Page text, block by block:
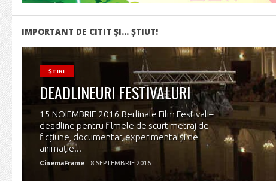
IMPORTANT DE CITIT ŞI… ŞTIUT!
ȘTIRI
DEADLINEURI FESTIVALURI
15 NOIEMBRIE 2016 Berlinale Film Festival –
deadline pentru filmele de scurt metraj de
ficțiune, documentar, experimentalși de
animație...
CinemaFrame 8 SEPTEMBRIE 2016